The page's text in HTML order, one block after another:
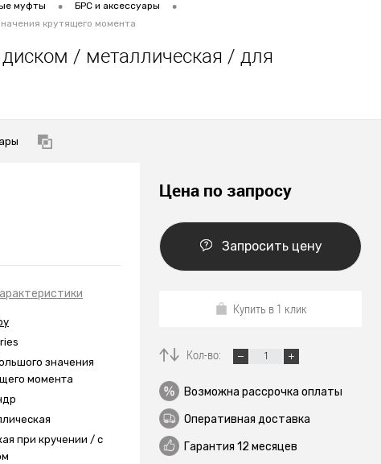
муфты • БРС и аксессуары •
крутящего момента
/ металлическая / для
значения
момента
при кручении / с
Цена по запросу
Запросить цену
Купить в 1 клик
Кол-во:
Возможна рассрочка оплаты
Оперативная доставка
Гарантия 12 месяцев